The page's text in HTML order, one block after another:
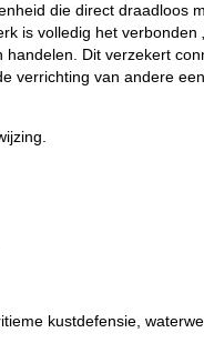
die direct draadloos
volledig het verbonden
Dit verzekert
verrichting van andere
kustdefensie,